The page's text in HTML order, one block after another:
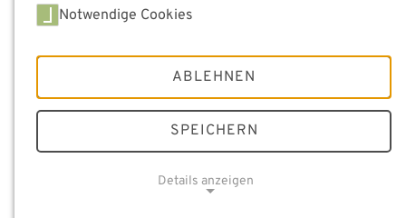
Notwendige Cookies
ABLEHNEN
SPEICHERN
Details anzeigen